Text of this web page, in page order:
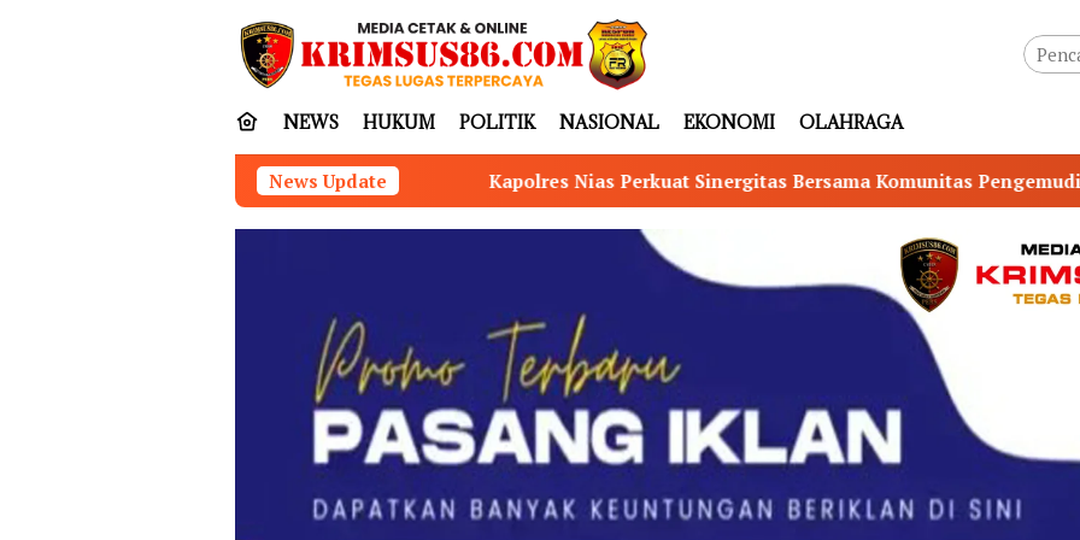
NEWS HUKUM POLITIK NASIONAL EKONOMI OLAHRAGA
News Update
Kapolres Nias Perkuat Sinergitas Bersama Komunitas Pengemudi Maxim, Ojol Didorong